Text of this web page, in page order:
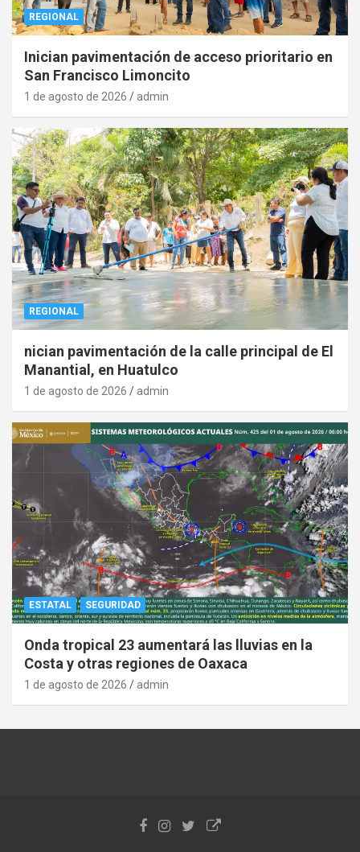
REGIONAL
Inician pavimentación de acceso prioritario en
San Francisco Limoncito
1 de agosto de 2026 admin
REGIONAL
nician pavimentación de la calle principal de El
Manantial, en Huatulco
1 de agosto de 2026 admin
ESTATAL SEGURIDAD
Onda tropical 23 aumentará las lluvias en la
Costa y otras regiones de Oaxaca
1 de agosto de 2026 admin